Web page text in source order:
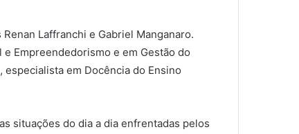
Laffranchi e Gabriel Manganaro.
Empreendedorismo e em Gestão do
em Docência do Ensino
situações do dia a dia enfrentadas pelos